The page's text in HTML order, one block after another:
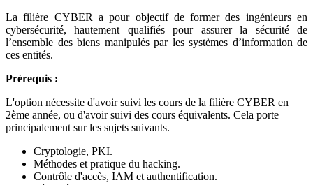
La filière CYBER a pour objectif de former des ingénieurs en
cybersécurité, hautement qualifiés pour assurer la sécurité de
l’ensemble des biens manipulés par les systèmes d’information de
ces entités.
Prérequis :
L'option nécessite d'avoir suivi les cours de la filière CYBER en
2ème année, ou d'avoir suivi des cours équivalents. Cela porte
principalement sur les sujets suivants.
Cryptologie, PKI.
Méthodes et pratique du hacking.
Contrôle d'accès, IAM et authentification.